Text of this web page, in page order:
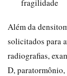
fragilidade
Além da
solicitados para
radiografias,
D, paratormônio,